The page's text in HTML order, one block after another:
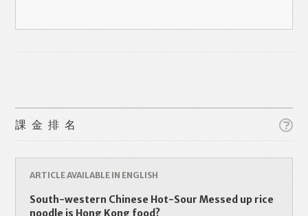
願性質。我們收集的個人資料包括姓名、
保留隨時增減本付費服務內容的權利，包
括但不限於漫畫、節目、小說等欄目及內
將你的個人資料與從商業夥伴或其他公司
取得的資料結合，但不會出租、出售、或
透露你的個人資料予他人或非附屬公司。
課金排名
ARTICLE AVAILABLE IN ENGLISH
South-western Chinese Hot-Sour Messed up rice
noodle is Hong Kong food?